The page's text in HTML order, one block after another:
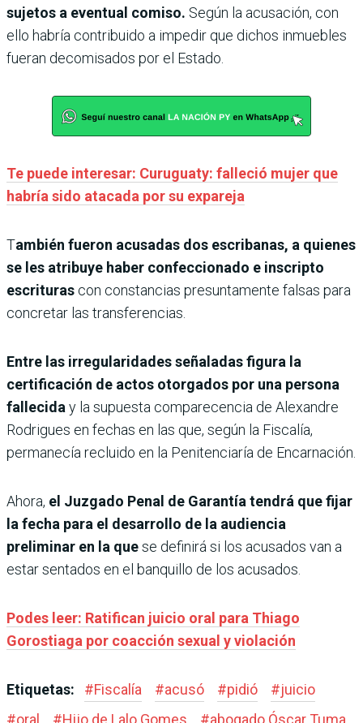
sujetos a eventual comiso. Según la acusación, con
ello habría contribuido a impedir que dichos inmuebles
fueran decomisados por el Estado.
Te puede interesar: Curuguaty: falleció mujer que
habría sido atacada por su expareja
También fueron acusadas dos escribanas, a quienes
se les atribuye haber confeccionado e inscripto
escrituras con constancias presuntamente falsas para
concretar las transferencias.
Entre las irregularidades señaladas figura la
certificación de actos otorgados por una persona
falleciday la supuesta comparecencia de Alexandre
Rodrigues en fechas en las que, según la Fiscalía,
permanecía recluido en la Penitenciaría de Encarnación.
Ahora, el Juzgado Penal de Garantía tendrá que fijar
la fecha para el desarrollo de la audiencia
preliminar en la quese definirá si los acusados van a
estar sentados en el banquillo de los acusados.
Podes leer: Ratifican juicio oral para Thiago
Gorostiaga por coacción sexual y violación
Etiquetas: #Fiscalía #acusó #pidió #juicio